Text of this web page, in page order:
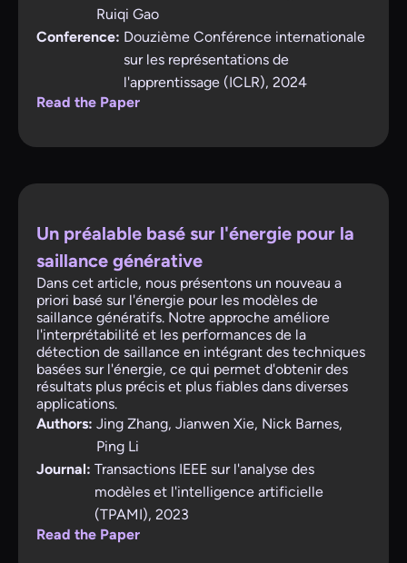
Ruiqi Gao
Conference: Douzième Conférence internationale
sur les représentations de
l'apprentissage (ICLR), 2024
Read the Paper
Un préalable basé sur l'énergie pour la
saillance générative
Dans cet article, nous présentons un nouveau a
priori basé sur l'énergie pour les modèles de
saillance génératifs. Notre approche améliore
l'interprétabilité et les performances de la
détection de saillance en intégrant des techniques
basées sur l'énergie, ce qui permet d'obtenir des
résultats plus précis et plus fiables dans diverses
applications.
Authors: Jing Zhang, Jianwen Xie, Nick Barnes,
Ping Li
Journal: Transactions IEEE sur l'analyse des
modèles et l'intelligence artificielle
(TPAMI), 2023
Read the Paper